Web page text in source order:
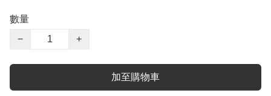
數量
−
+
加至購物車